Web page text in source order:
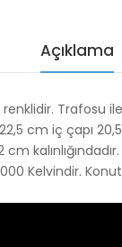
Açıklama
renklidir.
cm iç çapı
cm
3000 Kelvindir.